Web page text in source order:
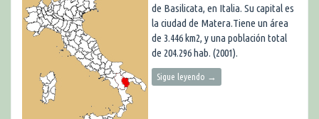
de Basilicata, en Italia. Su capital es
la ciudad de Matera.Tiene un área
de 3.446 km2, y una población total
de 204.296 hab. (2001).
Sigue leyendo →